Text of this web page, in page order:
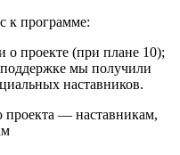
к программе:
о проекте (при плане 10);
мы получили
наставников.
проекта — наставникам,